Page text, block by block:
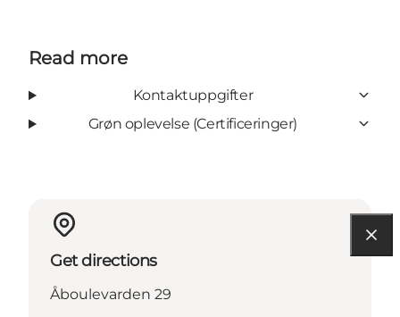
Read more
Kontaktuppgifter
Grøn oplevelse (Certificeringer)
Get directions
Åboulevarden 29